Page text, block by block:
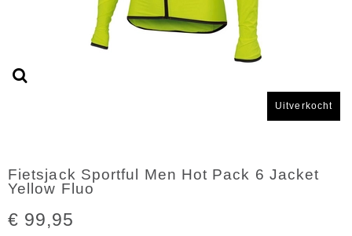
Uitverkocht
Fietsjack Sportful Men Hot Pack 6 Jacket
Yellow Fluo
€ 99,95